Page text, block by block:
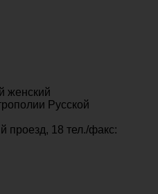
женский
Русской
проезд, 18 тел./факс: